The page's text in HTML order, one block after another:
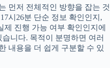
먼저 전체적인 방향을 잡는 것
시26분 단순 정보 확인인지,
진행 가능 여부 확인인지에
니다. 목적이 분명하면 여러
내용을 더 쉽게 구분할 수 있